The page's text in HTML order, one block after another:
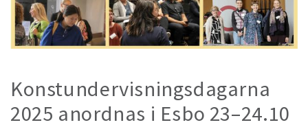
Konstundervisningsdagarna
2025 anordnas i Esbo 23–24.10